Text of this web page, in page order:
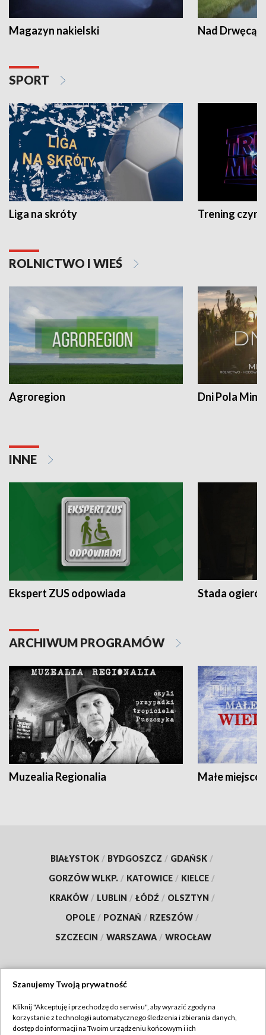
Magazyn nakielski Nad Drwęcą
SPORT
Liga na skróty Trening czyni
ROLNICTWO I WIEŚ
Agroregion Dni Pola
INNE
Ekspert ZUS odpowiada Stada
ARCHIWUM PROGRAMÓW
Muzealia Regionalia Małe
BIAŁYSTOK / BYDGOSZCZ / GDAŃSK /
GORZÓW WLKP. / KATOWICE / KIELCE /
KRAKÓW / LUBLIN / ŁÓDŹ / OLSZTYN /
OPOLE / POZNAŃ / RZESZÓW /
SZCZECIN / WARSZAWA / WROCŁAW
TVP
Szanujemy Twoją prywatność
Kliknij "Akceptuję i przechodzę do serwisu", aby wyrazić zgody na
korzystanie z technologii automatycznego śledzenia i zbierania danych,
dostęp do informacji na Twoim urządzeniu końcowym i ich